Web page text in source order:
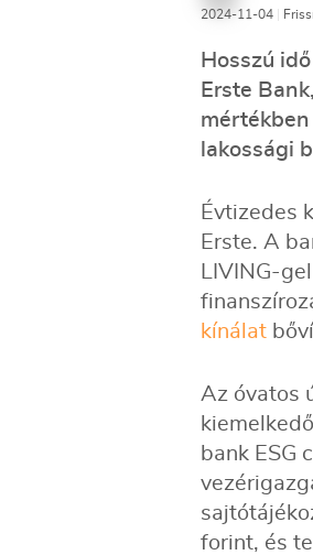
2024-11-04
Hosszú
Erste
lakossági
Évtizedes
Erste. A
LIVING-
kínálat
Az óvatos
bank ESG
forint, és